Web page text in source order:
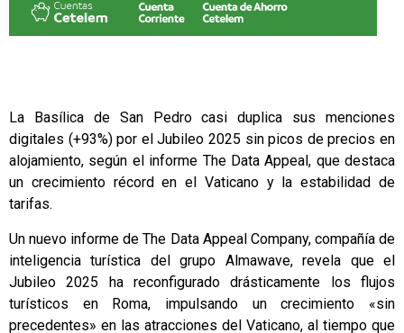
La Basílica de San Pedro casi duplica sus menciones
digitales (+93%) por el Jubileo 2025 sin picos de precios en
alojamiento, según el informe The Data Appeal, que destaca
un crecimiento récord en el Vaticano y la estabilidad de
tarifas.
Un nuevo informe de The Data Appeal Company, compañía de
inteligencia turística del grupo Almawave, revela que el
Jubileo 2025 ha reconfigurado drásticamente los flujos
turísticos en Roma, impulsando un crecimiento «sin
precedentes» en las atracciones del Vaticano, al tiempo que